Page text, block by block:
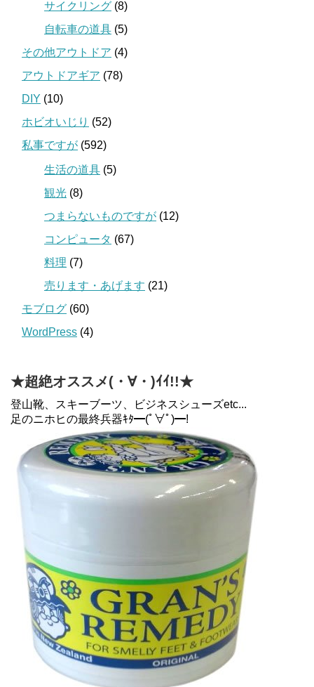
サイクリング (8)
自転車の道具 (5)
その他アウトドア (4)
アウトドアギア (78)
DIY (10)
ホビオいじり (52)
私事ですが (592)
生活の道具 (5)
観光 (8)
つまらないものですが (12)
コンピュータ (67)
料理 (7)
売ります・あげます (21)
モブログ (60)
WordPress (4)
★超絶オススメ(・∀・)ｲｲ!!★
登山靴、スキーブーツ、ビジネスシューズetc...
足のニホヒの最終兵器ｷﾀ━(ﾟ∀ﾟ)━!